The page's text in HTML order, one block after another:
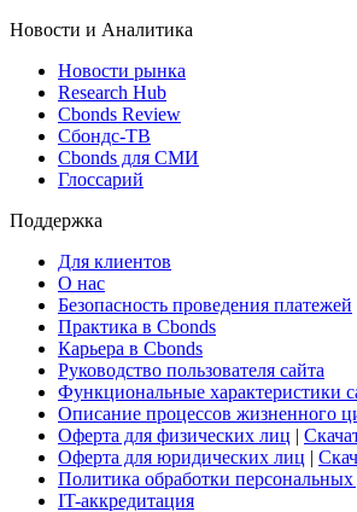
Новости и Аналитика
Новости рынка
Research Hub
Cbonds Review
Сбондс-ТВ
Cbonds для СМИ
Глоссарий
Поддержка
Для клиентов
О нас
Безопасность проведения платежей
Практика в Cbonds
Карьера в Cbonds
Руководство пользователя сайта
Функциональные характеристики
Описание процессов жизненного
Оферта для физических лиц |
Оферта для юридических лиц |
Политика обработки
IT-аккредитация